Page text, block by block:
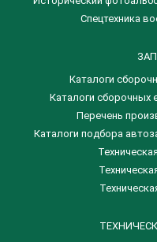
Спецтехника
Каталоги
​Каталоги сборочных
Перечень
Каталоги подбора